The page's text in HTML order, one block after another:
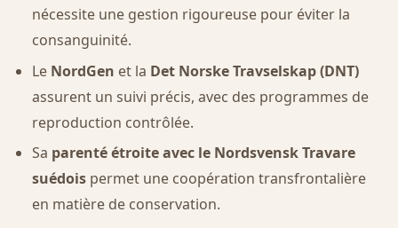
nécessite une gestion rigoureuse pour éviter la
consanguinité.
Le NordGen et la Det Norske Travselskap (DNT)
assurent un suivi précis, avec des programmes de
reproduction contrôlée.
Sa parenté étroite avec le Nordsvensk Travare
suédoispermet une coopération transfrontalière
en matière de conservation.